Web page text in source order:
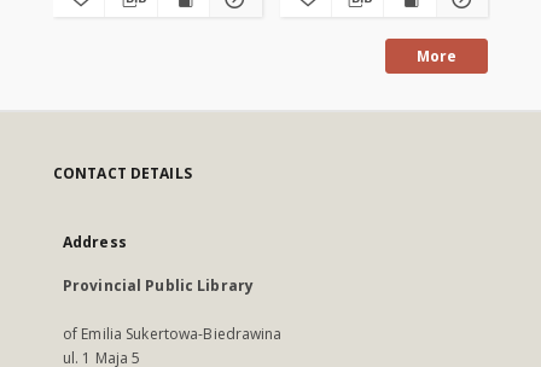
More
CONTACT DETAILS
Address
Provincial Public Library
of Emilia Sukertowa-Biedrawina
ul. 1 Maja 5